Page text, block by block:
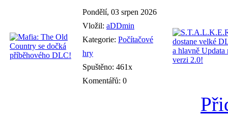
Pondělí, 03 srpen 2026
Vložil: aDDmin
Kategorie: Počítačové
hry
Spuštěno: 461x
Komentářů: 0